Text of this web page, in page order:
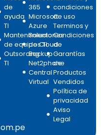
de
ayuda
TI
Mantenimiento
de equipos TI
Outsorcing
TI
365
Microsoft
Azure
Soluciones
de Cloud
Backup
Net2phone
Central
Virtual
condiciones
de uso
Terminos y
Condiciones
de
Garantías
de
Productos
Vendidos
Política de
privacidad
Aviso
Legal